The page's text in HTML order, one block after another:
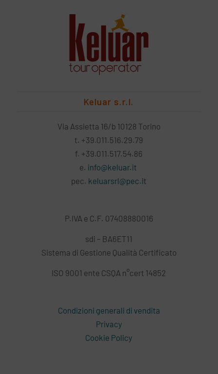
Keluar s.r.l.
Via Assietta 16/b 10128 Torino
t. +39.011.516.29.79
f. +39.011.517.54.86
e. info@keluar.it
pec. keluarsrl@pec.it
P.IVA e C.F. 07408880016
sdi – BA6ET11
Sistema di Gestione Qualità Certificato
ISO 9001 ente CSQA n°cert 14852
Condizioni generali di vendita
Privacy
Cookie Policy